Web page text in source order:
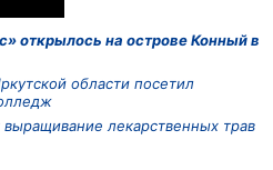
открылось на острове Конный в
области посетил
выращивание лекарственных трав